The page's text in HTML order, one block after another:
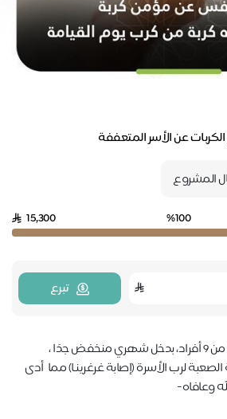
عن الأسر المتعففة
المشروع
%100
15,300
تبرع
رب أسرة متعففة مكونة من 9 أفراد، بدخل شهري منخفض جدًا ،
الصعبة لرب الأسرة (إصابة غرغرينـا) مما أدى
وعافاه-